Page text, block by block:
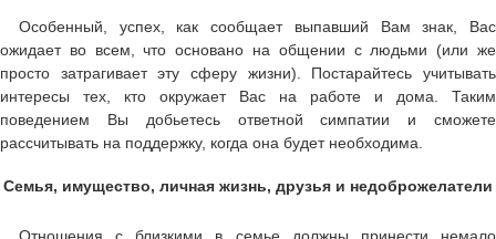
Особенный, успех, как сообщает выпавший Вам знак, Вас
ожидает во всем, что основано на общении с людьми (или же
просто затрагивает эту сферу жизни). Постарайтесь учитывать
интересы тех, кто окружает Вас на работе и дома. Таким
поведением Вы добьетесь ответной симпатии и сможете
рассчитывать на поддержку, когда она будет необходима.
Семья, имущество, личная жизнь, друзья и недоброжелатели